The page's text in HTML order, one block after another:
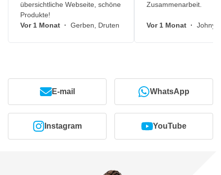
übersichtliche Webseite, schöne
Produkte!
Vor 1 Monat · Gerben, Druten
Zusammenarbeit.
Vor 1 Monat · Johny,
E-mail WhatsApp
Instagram YouTube